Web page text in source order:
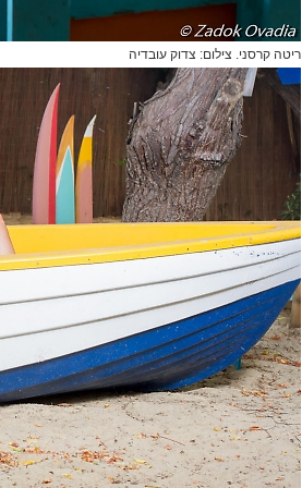
ריטה קרסני. צילום: צדוק עובדיה